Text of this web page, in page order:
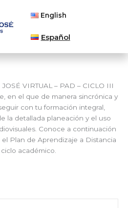
English
Español
VIRTUAL – PAD – CICLO III
en el que de manera sincrónica y
con tu formación integral,
la detallada planeación y el uso
Conoce a continuación
Plan de Aprendizaje a Distancia
académico.